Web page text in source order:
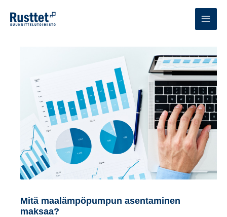
sisältöön
Mitä maalämpöpumpun asentaminen
maksaa?